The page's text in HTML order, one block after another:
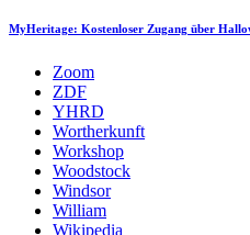
MyHeritage: Kostenloser Zugang über
Zoom
ZDF
YHRD
Wortherkunft
Workshop
Woodstock
Windsor
William
Wikipedia